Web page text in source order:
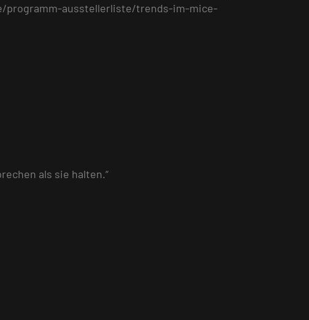
programm-ausstellerliste/trends-im-mice-
als sie halten.“